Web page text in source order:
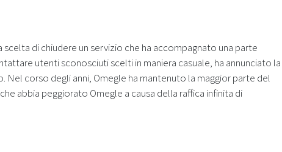
di chiudere un servizio che ha accompagnato una parte
utenti sconosciuti scelti in maniera casuale, ha annunciato la
Nel corso degli anni, Omegle ha mantenuto la maggior parte del
abbia peggiorato Omegle a causa della raffica infinita di